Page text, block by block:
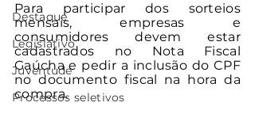
Destaque
Legislativo
Juventude
Processos seletivos
Para participar dos sorteios
mensais, empresas e
consumidores devem estar
cadastrados no Nota Fiscal
Gaúcha e pedir a inclusão do CPF
no documento fiscal na hora da
compra.